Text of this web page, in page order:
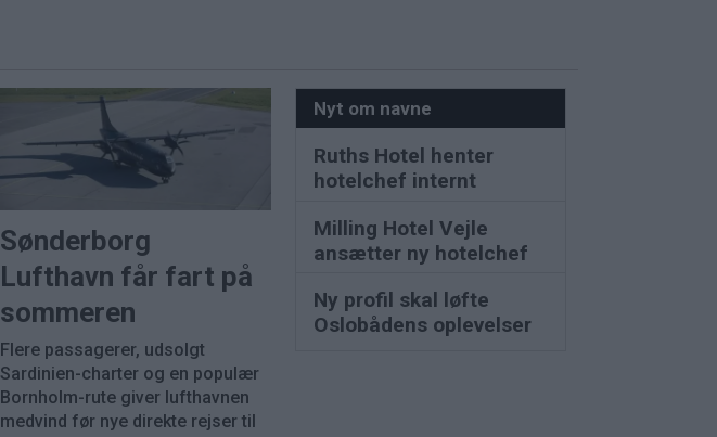
Sønderborg
Lufthavn får fart på
sommeren
Flere passagerer, udsolgt
Sardinien-charter og en populær
Bornholm-rute giver lufthavnen
medvind før nye direkte rejser til
Nyt om navne
Ruths Hotel henter
hotelchef internt
Milling Hotel Vejle
ansætter ny hotelchef
Ny profil skal løfte
Oslobådens oplevelser